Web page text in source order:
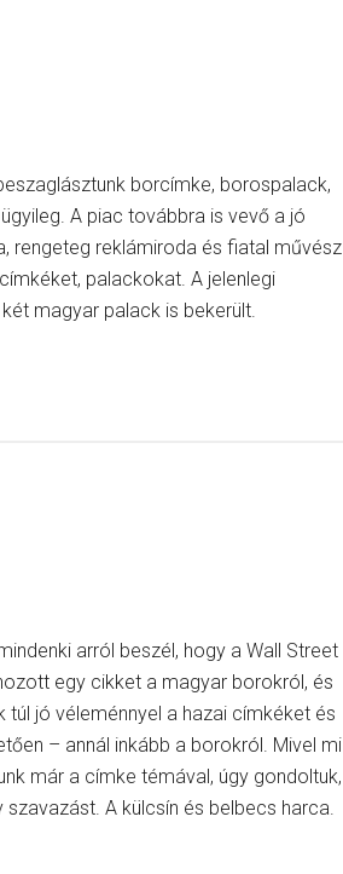
borcímke, borospalack,
A piac továbbra is vevő a jó
rengeteg reklámiroda és fiatal művész
palackokat. A jelenlegi
magyar palack is bekerült.
arról beszél, hogy a Wall Street
egy cikket a magyar borokról, és
túl jó véleménnyel a hazai címkéket és
– annál inkább a borokról. Mivel mi
már a címke témával, úgy gondoltuk,
szavazást. A külcsín és belbecs harca.